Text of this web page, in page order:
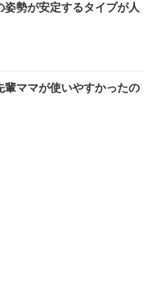
勢が安定するタイプが人
ママが使いやすかったの